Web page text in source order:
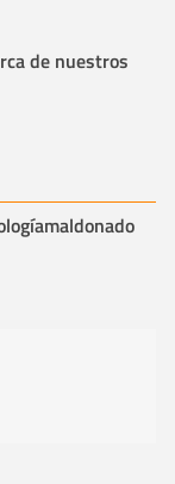
de nuestros
maldonado